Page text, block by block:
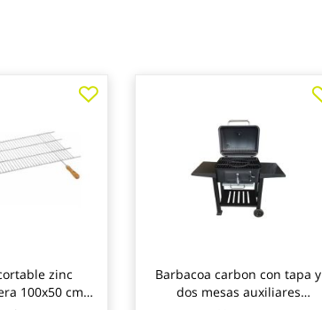
zinc
100x50 cm
Barbacoa carbon con tapa y
dos mesas auxiliares